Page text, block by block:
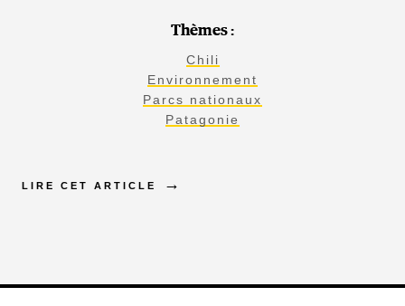
Thèmes :
Chili
Environnement
Parcs nationaux
Patagonie
LIRE CET ARTICLE